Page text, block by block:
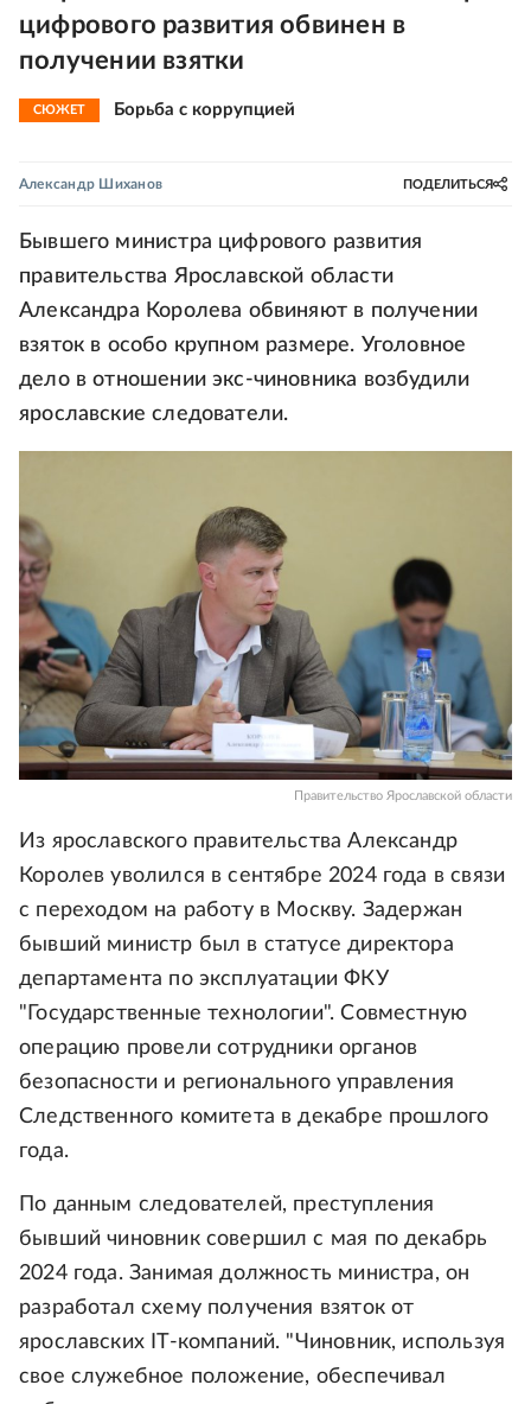
цифрового развития обвинен в
получении взятки
СЮЖЕТ Борьба с коррупцией
Александр Шиханов ПОДЕЛИТЬСЯ
Бывшего министра цифрового развития
правительства Ярославской области
Александра Королева обвиняют в получении
взяток в особо крупном размере. Уголовное
дело в отношении экс-чиновника возбудили
ярославские следователи.
Правительство Ярославской области
Из ярославского правительства Александр
Королев уволился в сентябре 2024 года в связи
с переходом на работу в Москву. Задержан
бывший министр был в статусе директора
департамента по эксплуатации ФКУ
"Государственные технологии". Совместную
операцию провели сотрудники органов
безопасности и регионального управления
Следственного комитета в декабре прошлого
года.
По данным следователей, преступления
бывший чиновник совершил с мая по декабрь
2024 года. Занимая должность министра, он
разработал схему получения взяток от
ярославских IT-компаний. "Чиновник, используя
свое служебное положение, обеспечивал